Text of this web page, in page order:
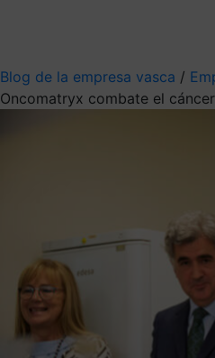
Blog de la empresa vasca /
Oncomatryx combate el